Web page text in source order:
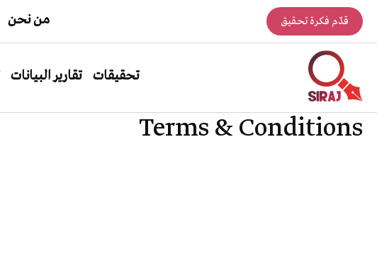
قدّم فكرة تحقيق من نحن
تحقيقات تقارير البيانات
Terms & Conditions